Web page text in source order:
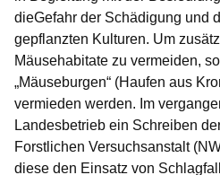
dieGefahr der Schädigung und
gepflanzten Kulturen. Um
Mäusehabitate zu vermeiden,
„Mäuseburgen“ (Haufen aus
vermieden werden. Im
Landesbetrieb ein Schreiben
Forstlichen Versuchsanstalt
diese den Einsatz von